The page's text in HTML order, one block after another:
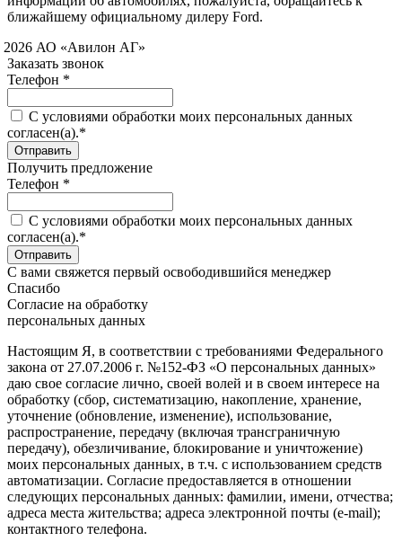
ближайшему официальному дилеру Ford.
АО «Авилон АГ»
Заказать звонок
Телефон *
C условиями обработки моих персональных данных
согласен(а).*
Получить предложение
Телефон *
C условиями обработки моих персональных данных
согласен(а).*
С вами свяжется первый освободившийся менеджер
Спасибо
Согласие на обработку
персональных данных
Настоящим Я, в соответствии с требованиями Федерального
закона от 27.07.2006 г. №152-ФЗ «О персональных данных»
даю свое согласие лично, своей волей и в своем интересе на
обработку (сбор, систематизацию, накопление, хранение,
уточнение (обновление, изменение), использование,
распространение, передачу (включая трансграничную
передачу), обезличивание, блокирование и уничтожение)
моих персональных данных, в т.ч. с использованием средств
автоматизации. Согласие предоставляется в отношении
следующих персональных данных: фамилии, имени, отчества;
адреса места жительства; адреса электронной почты (e-mail);
контактного телефона.